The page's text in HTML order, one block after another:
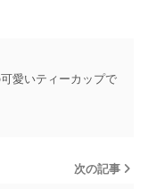
愛いティーカップで
次の記事